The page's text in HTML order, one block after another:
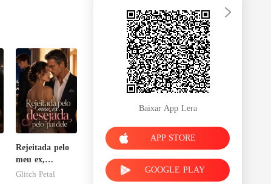
Rejeitada pelo
meu ex,
desejada pelo
Glitch Petal
Baixar App Lera
APP STORE
GOOGLE PLAY